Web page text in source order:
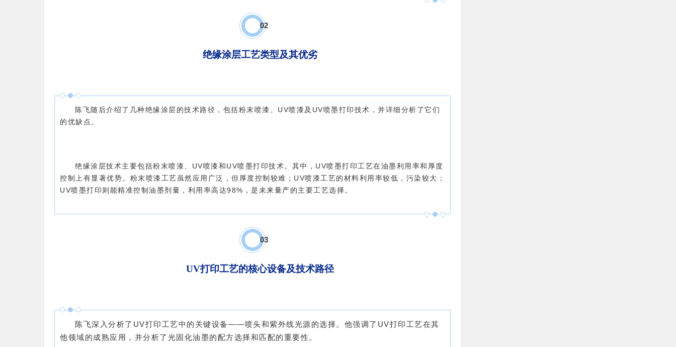
02
绝缘涂层工艺类型及其优劣
陈飞随后介绍了几种绝缘涂层的技术路径，包括粉末喷漆、UV喷漆及UV喷墨打印技术，并详细分析了它们
的优缺点。
绝缘涂层技术主要包括粉末喷漆、UV喷漆和UV喷墨打印技术。其中，UV喷墨打印工艺在油墨利用率和厚度
控制上有显著优势。粉末喷漆工艺虽然应用广泛，但厚度控制较难；UV喷漆工艺的材料利用率较低，污染较大；
UV喷墨打印则能精准控制油墨剂量，利用率高达98%，是未来量产的主要工艺选择。
03
UV打印工艺的核心设备及技术路径
陈飞深入分析了UV打印工艺中的关键设备——喷头和紫外线光源的选择。他强调了UV打印工艺在其
他领域的成熟应用，并分析了光固化油墨的配方选择和匹配的重要性。